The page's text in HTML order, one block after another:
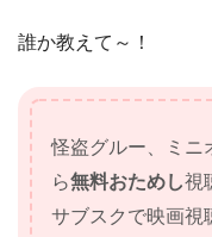
誰か教えて～！
怪盗グルー、ミニ
ら無料おためし視
サブスクで映画視